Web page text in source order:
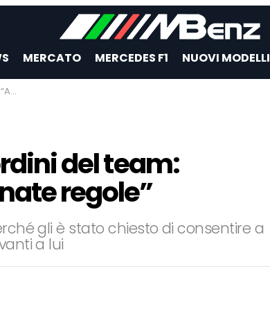
MERCATO MERCEDES F1 NUOVI MODELLI
del team:
regole”
gli è stato chiesto di consentire a
a lui